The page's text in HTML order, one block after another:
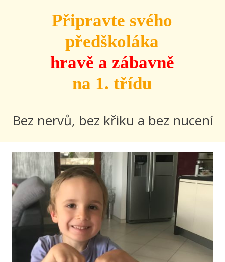
Připravte svého
předškoláka
hravě a zábavně
na 1. třídu
Bez nervů, bez křiku a bez nucení